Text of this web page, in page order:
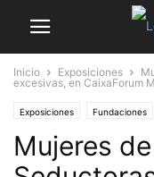
Inicio Exposiciones
excesivas, en CaixaForum
Exposiciones Fundaciones
Mujeres